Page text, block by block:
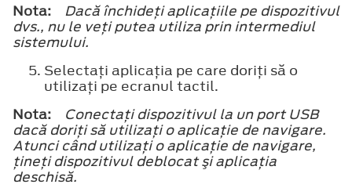
Nota:
Dacă închideţi aplicaţiile pe dispozitivul
dvs., nu le veţi putea utiliza prin intermediul
sistemului.
Selectaţi aplicaţia pe care doriţi să o
utilizaţi pe ecranul tactil.
Nota:
Conectaţi dispozitivul la un port USB
dacă doriţi să utilizaţi o aplicaţie de navigare.
Atunci când utilizaţi o aplicaţie de navigare,
ţineţi dispozitivul deblocat şi aplicaţia
deschisă.